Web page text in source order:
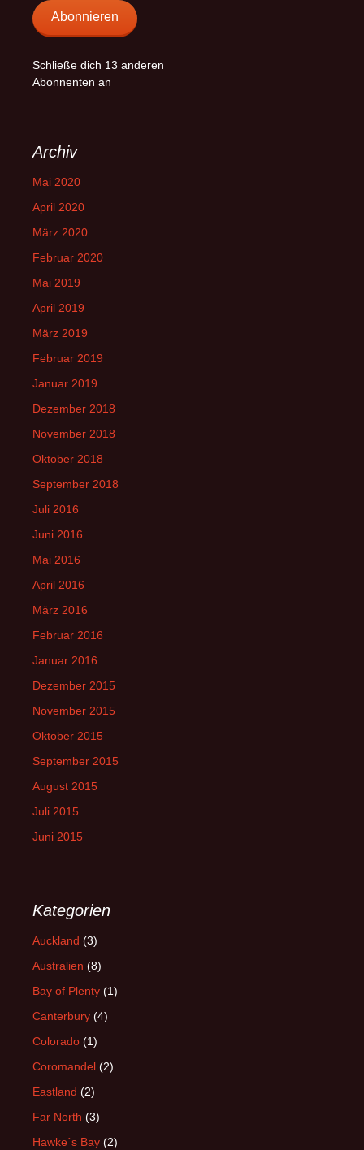
Abonnieren
Schließe dich 13 anderen
Abonnenten an
Archiv
Mai 2020
April 2020
März 2020
Februar 2020
Mai 2019
April 2019
März 2019
Februar 2019
Januar 2019
Dezember 2018
November 2018
Oktober 2018
September 2018
Juli 2016
Juni 2016
Mai 2016
April 2016
März 2016
Februar 2016
Januar 2016
Dezember 2015
November 2015
Oktober 2015
September 2015
August 2015
Juli 2015
Juni 2015
Kategorien
Auckland (3)
Australien (8)
Bay of Plenty (1)
Canterbury (4)
Colorado (1)
Coromandel (2)
Eastland (2)
Far North (3)
Hawke´s Bay (2)